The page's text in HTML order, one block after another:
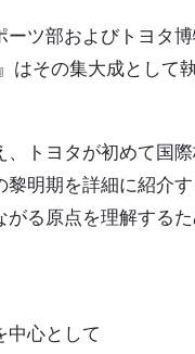
ツ部およびトヨタ
はその集大成として
トヨタが初めて国
明期を詳細に紹介
る原点を理解する
中心として